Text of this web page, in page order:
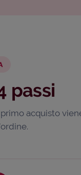
passi
primo acquisto